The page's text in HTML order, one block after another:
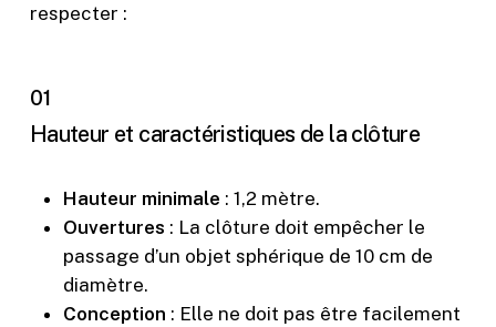
respecter :
01
Hauteur et caractéristiques de la clôture
Hauteur minimale : 1,2 mètre.
Ouvertures : La clôture doit empêcher le
passage d’un objet sphérique de 10 cm de
diamètre.
Conception : Elle ne doit pas être facilement